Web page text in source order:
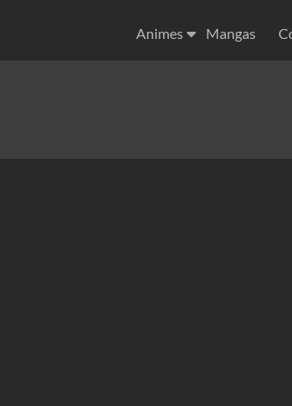
Animes Mangas